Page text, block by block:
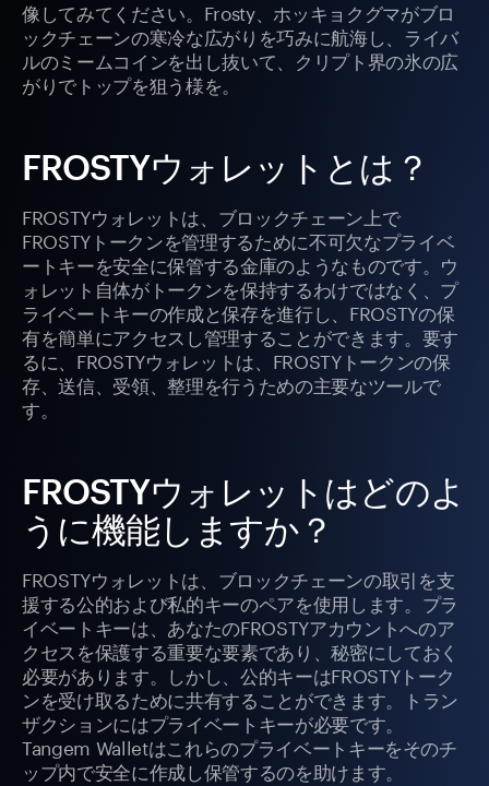
像してみてください。Frosty、ホッキョクグマがブロ
ックチェーンの寒冷な広がりを巧みに航海し、ライバ
ルのミームコインを出し抜いて、クリプト界の氷の広
がりでトップを狙う様を。
FROSTYウォレットとは？
FROSTYウォレットは、ブロックチェーン上で
FROSTYトークンを管理するために不可欠なプライベ
ートキーを安全に保管する金庫のようなものです。ウ
ォレット自体がトークンを保持するわけではなく、プ
ライベートキーの作成と保存を進行し、FROSTYの保
有を簡単にアクセスし管理することができます。要す
るに、FROSTYウォレットは、FROSTYトークンの保
存、送信、受領、整理を行うための主要なツールで
す。
FROSTYウォレットはどのよ
うに機能しますか？
FROSTYウォレットは、ブロックチェーンの取引を支
援する公的および私的キーのペアを使用します。プラ
イベートキーは、あなたのFROSTYアカウントへのア
クセスを保護する重要な要素であり、秘密にしておく
必要があります。しかし、公的キーはFROSTYトーク
ンを受け取るために共有することができます。トラン
ザクションにはプライベートキーが必要です。
Tangem Walletはこれらのプライベートキーをそのチ
ップ内で安全に作成し保管するのを助けます。